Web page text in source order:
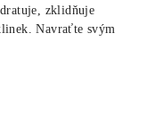
zklidňuje
Navraťte svým